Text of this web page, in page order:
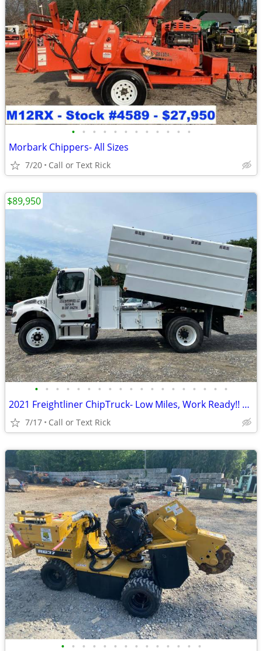
• • • • • • • • • • • •
Morbark Chippers- All Sizes
7/20 Call or Text Rick
• • • • • • • • • • • • • • • • • • •
2021 Freightliner ChipTruck- Low Miles, Work Ready!! #4967
7/17 Call or Text Rick
$89,950
• • • • • • • • • • • • • •